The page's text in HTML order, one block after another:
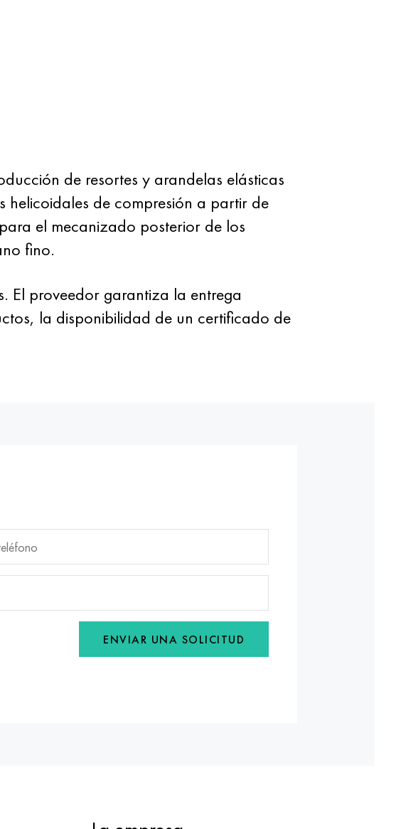
de resortes y arandelas elásticas
helicoidales de compresión a partir de
el mecanizado posterior de los
fino.
El proveedor garantiza la entrega
la disponibilidad de un certificado de
ENVIAR UNA SOLICITUD